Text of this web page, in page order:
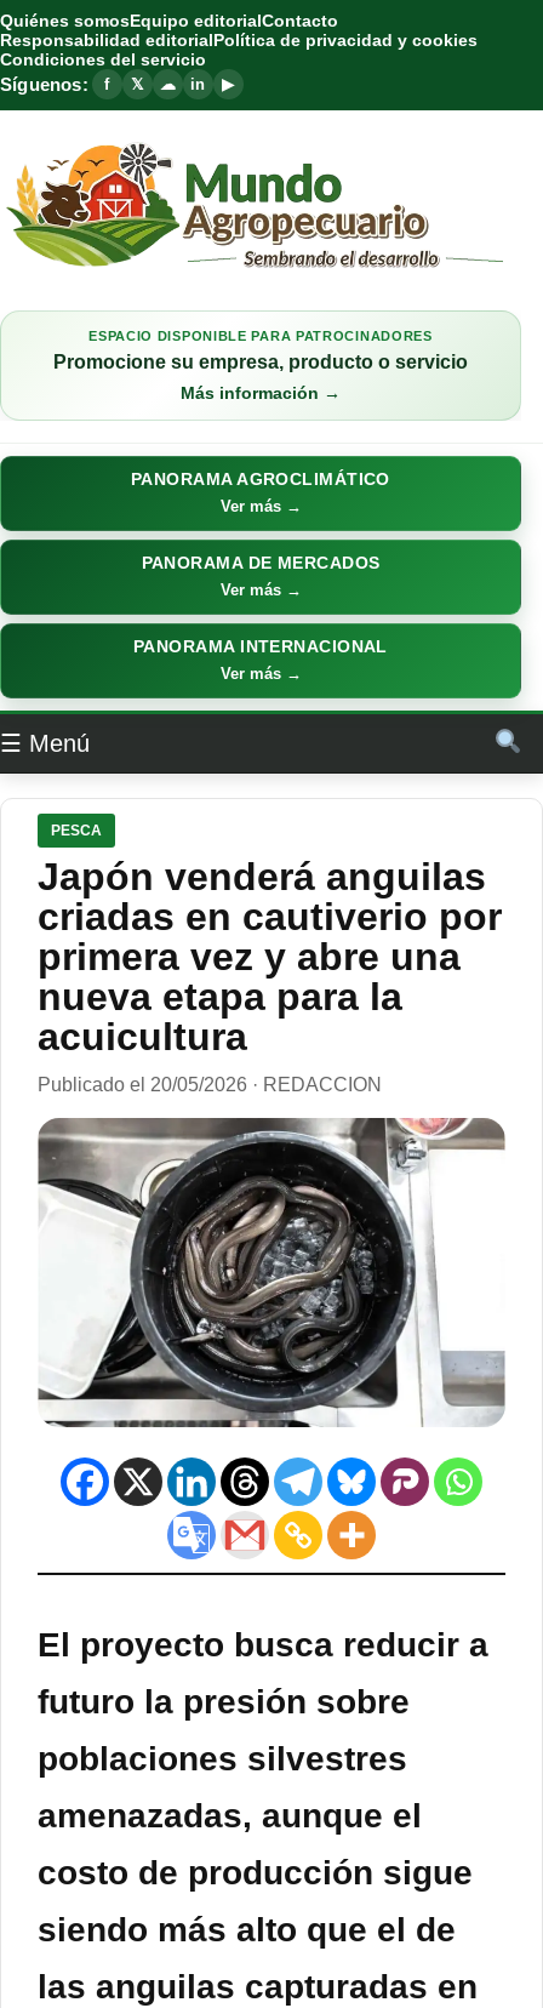
Quiénes somosEquipo editorialContacto
Responsabilidad editorialPolítica de privacidad y cookies
Condiciones del servicio
Síguenos: f 𝕏 ☁ in ▶
ESPACIO DISPONIBLE PARA PATROCINADORES
Promocione su empresa, producto o servicio
Más información →
PANORAMA AGROCLIMÁTICO
Ver más →
PANORAMA DE MERCADOS
Ver más →
PANORAMA INTERNACIONAL
Ver más →
☰ Menú
PESCA
Japón venderá anguilas
criadas en cautiverio por
primera vez y abre una
nueva etapa para la
acuicultura
Publicado el 20/05/2026 · REDACCION
El proyecto busca reducir a
futuro la presión sobre
poblaciones silvestres
amenazadas, aunque el
costo de producción sigue
siendo más alto que el de
las anguilas capturadas en